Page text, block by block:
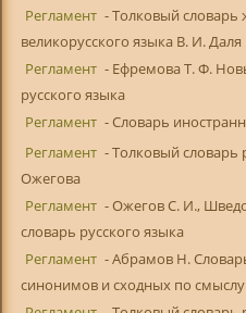
Регламент - Толковый словарь
великорусского языка В. И. Даля
Регламент - Ефремова Т. Ф.
русского языка
Регламент - Словарь
Регламент - Толковый словарь
Ожегова
Регламент - Ожегов С. И.,
словарь русского языка
Регламент - Абрамов Н.
синонимов и сходных по